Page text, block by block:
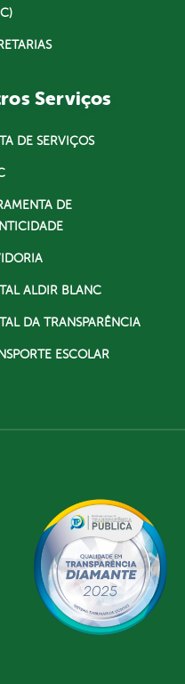
Serviços
DE SERVIÇOS
DE
ALDIR BLANC
DA TRANSPARÊNCIA
ESCOLAR